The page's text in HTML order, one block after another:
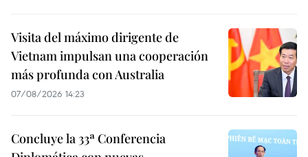
Visita del máximo dirigente de
Vietnam impulsan una cooperación
más profunda con Australia
07/08/2026 14:23
Concluye la 33ª Conferencia